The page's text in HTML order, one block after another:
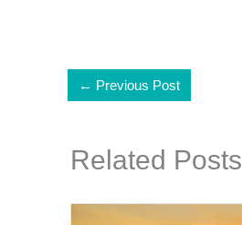
← Previous Post
Related Posts